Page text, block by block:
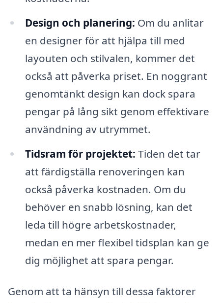
Design och planering: Om du anlitar
en designer för att hjälpa till med
layouten och stilvalen, kommer det
också att påverka priset. En noggrant
genomtänkt design kan dock spara
pengar på lång sikt genom effektivare
användning av utrymmet.
Tidsram för projektet: Tiden det tar
att färdigställa renoveringen kan
också påverka kostnaden. Om du
behöver en snabb lösning, kan det
leda till högre arbetskostnader,
medan en mer flexibel tidsplan kan ge
dig möjlighet att spara pengar.
Genom att ta hänsyn till dessa faktorer